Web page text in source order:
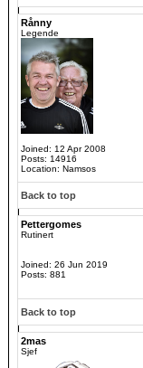
Rånny
Legende
Joined: 12 Apr 2008
Posts: 14916
Location: Namsos
Back to top
Pettergomes
Rutinert
Joined: 26 Jun 2019
Posts: 881
Back to top
2mas
Sjef